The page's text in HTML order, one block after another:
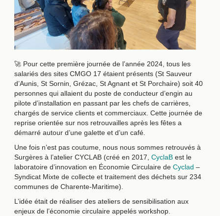
🚀 Pour cette première journée de l’année 2024, tous les
salariés des sites CMGO 17 étaient présents (St Sauveur
d’Aunis, St Sornin, Grézac, St Agnant et St Porchaire) soit 40
personnes qui allaient du poste de conducteur d’engin au
pilote d’installation en passant par les chefs de carrières,
chargés de service clients et commerciaux. Cette journée de
reprise orientée sur nos retrouvailles après les fêtes a
démarré autour d’une galette et d’un café.
Une fois n’est pas coutume, nous nous sommes retrouvés à
Surgères à l’atelier CYCLAB (créé en 2017, CyclaBest le
laboratoire d’innovation en Économie Circulaire de Cyclad –
Syndicat Mixte de collecte et traitement des déchets sur 234
communes de Charente-Maritime).
L’idée était de réaliser des ateliers de sensibilisation aux
enjeux de l’économie circulaire appelés workshop.